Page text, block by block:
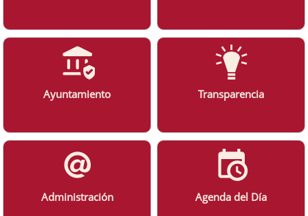
Ayuntamiento Transparencia
Administración Agenda del Día